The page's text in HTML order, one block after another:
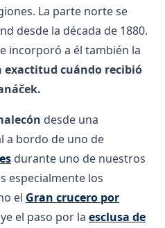
La parte norte se
desde la década de 1880.
incorporó a él también la
exactitud cuándo recibió
desde una
a bordo de uno de
durante uno de nuestros
especialmente los
el Gran crucero por
el paso por la esclusa de